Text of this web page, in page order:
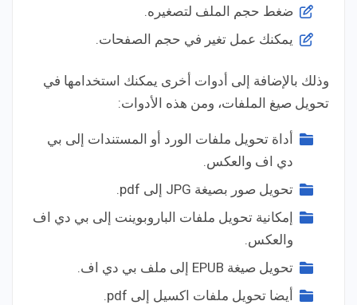
ضغط حجم الملف لتصغيره.
يمكنك عمل تغير في حجم الصفحات.
وذلك بالإضافة إلى أدوات أخرى يمكنك استخدامها في
تحويل صيغ الملفات، ومن هذه الأدوات:
أداة تحويل ملفات الورد أو المستندات إلى بي
دي اف والعكس.
تحويل صور بصيغة JPG إلى pdf.
إمكانية تحويل ملفات الباروبوينت إلى بي دي اف
والعكس.
تحويل صيغة EPUB إلى ملف بي دي اف.
أيضا تحويل ملفات اكسيل إلى pdf.